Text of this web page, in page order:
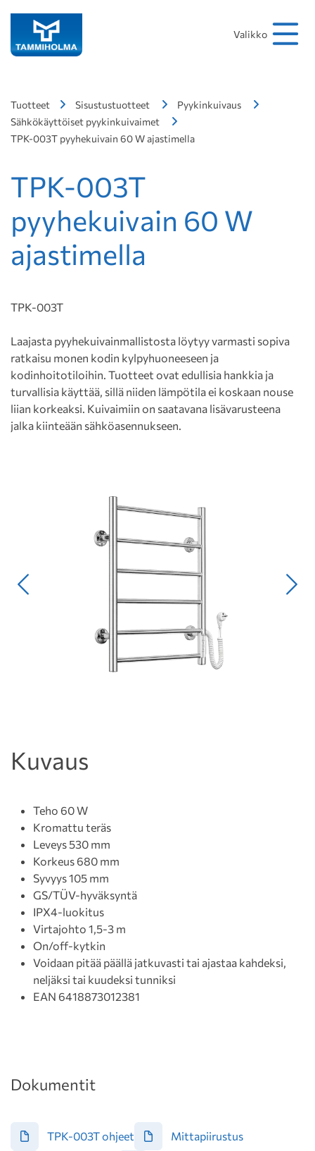
Valikko
Tuotteet Sisustustuotteet
Pyykinkuivaus
Sähkökäyttöiset pyykinkuivaimet
TPK-003T pyyhekuivain 60 W ajastimella
TPK-003T
pyyhekuivain 60 W
ajastimella
TPK-003T
Laajasta pyyhekuivainmallistosta löytyy varmasti sopiva
ratkaisu monen kodin kylpyhuoneeseen ja
kodinhoitotiloihin. Tuotteet ovat edullisia hankkia ja
turvallisia käyttää, sillä niiden lämpötila ei koskaan nouse
liian korkeaksi. Kuivaimiin on saatavana lisävarusteena
jalka kiinteään sähköasennukseen.
Edellinen
Kuvaus
Teho 60 W
Kromattu teräs
Leveys 530 mm
Korkeus 680 mm
Syvyys 105 mm
GS/TÜV-hyväksyntä
IPX4-luokitus
Virtajohto 1,5-3 m
On/off-kytkin
Voidaan pitää päällä jatkuvasti tai ajastaa kahdeksi,
neljäksi tai kuudeksi tunniksi
EAN 6418873012381
Dokumentit
TPK-003T ohjeet Mittapiirustus